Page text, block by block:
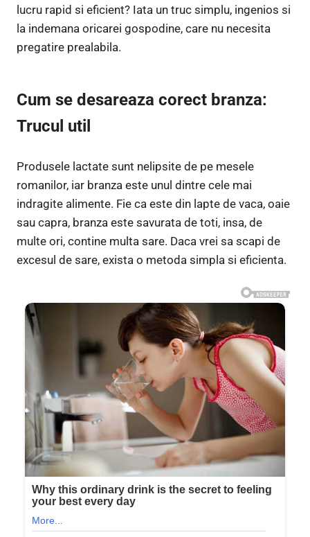
lucru rapid si eficient? Iata un truc simplu, ingenios si
la indemana oricarei gospodine, care nu necesita
pregatire prealabila.
Cum se desareaza corect branza:
Trucul util
Produsele lactate sunt nelipsite de pe mesele
romanilor, iar branza este unul dintre cele mai
indragite alimente. Fie ca este din lapte de vaca, oaie
sau capra, branza este savurata de toti, insa, de
multe ori, contine multa sare. Daca vrei sa scapi de
excesul de sare, exista o metoda simpla si eficienta.